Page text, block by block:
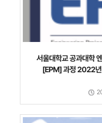
서울대학교 공과대학
[EPM] 과정 2022